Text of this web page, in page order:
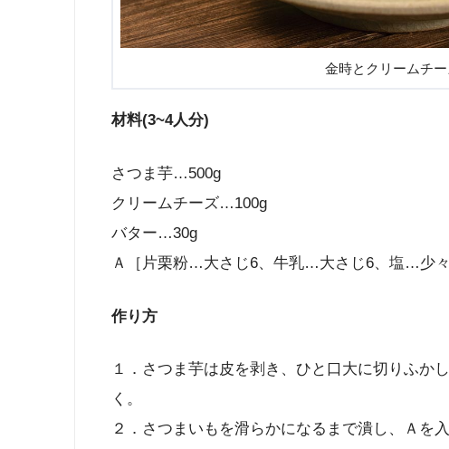
金時とクリームチ
材料(3~4人分)
さつま芋…500g
クリームチーズ…100g
バター…30g
Ａ［片栗粉…大さじ6、牛乳…大さじ6、塩…少々
作り方
１．さつま芋は皮を剥き、ひと口大に切りふか
く。
２．さつまいもを滑らかになるまで潰し、Ａを